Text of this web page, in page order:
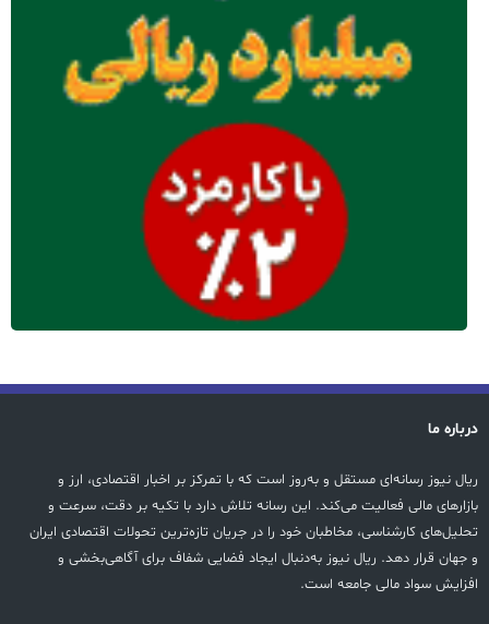
درباره ما
ریال نیوز رسانه‌ای مستقل و به‌روز است که با تمرکز بر اخبار اقتصادی، ارز و
بازارهای مالی فعالیت می‌کند. این رسانه تلاش دارد با تکیه بر دقت، سرعت و
تحلیل‌های کارشناسی، مخاطبان خود را در جریان تازه‌ترین تحولات اقتصادی ایران
و جهان قرار دهد. ریال نیوز به‌دنبال ایجاد فضایی شفاف برای آگاهی‌بخشی و
افزایش سواد مالی جامعه است.